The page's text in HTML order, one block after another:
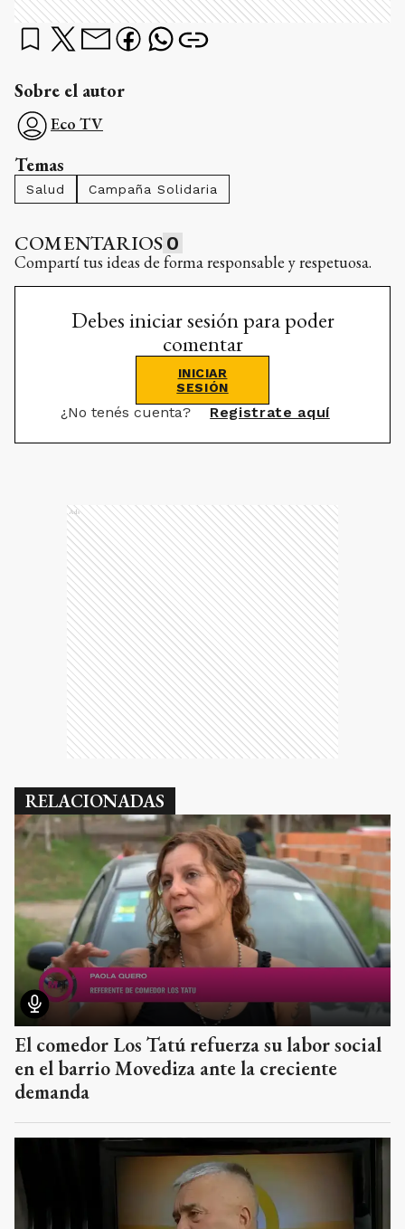
Sobre el autor
Eco TV
Temas
Salud Campaña Solidaria
COMENTARIOS 0
Compartí tus ideas de forma responsable y respetuosa.
Debes iniciar sesión para poder
comentar
INICIAR
SESIÓN
¿No tenés cuenta? Registrate aquí
Ads
RELACIONADAS
El comedor Los Tatú refuerza su labor social
en el barrio Movediza ante la creciente
demanda